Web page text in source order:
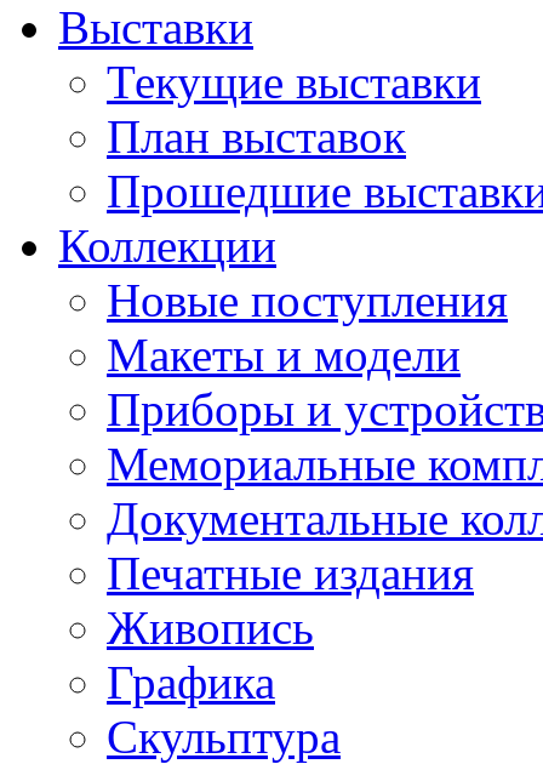
Выставки
Текущие выставки
План выставок
Прошедшие
Коллекции
Новые поступления
Макеты и модели
Приборы и
Мемориальные
Документальные
Печатные издания
Живопись
Графика
Скульптура